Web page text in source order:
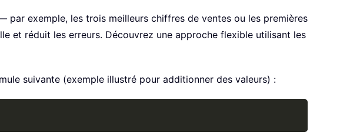
par exemple, les trois meilleurs chiffres de ventes ou les premières
et réduit les erreurs. Découvrez une approche flexible utilisant les
suivante (exemple illustré pour additionner des valeurs) :